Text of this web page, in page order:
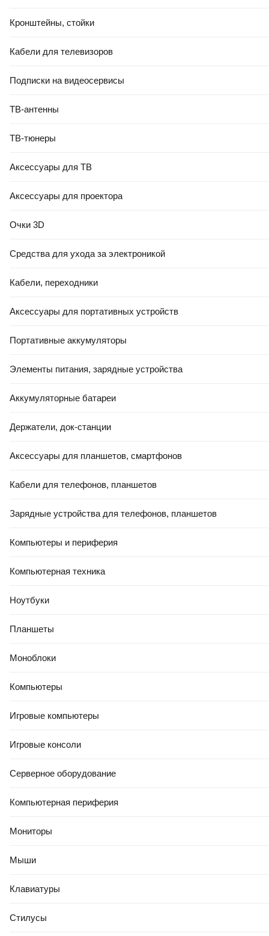
Кронштейны, стойки
Кабели для телевизоров
Подписки на видеосервисы
ТВ-антенны
ТВ-тюнеры
Аксессуары для ТВ
Аксессуары для проектора
Очки 3D
Средства для ухода за электроникой
Кабели, переходники
Аксессуары для портативных устройств
Портативные аккумуляторы
Элементы питания, зарядные устройства
Аккумуляторные батареи
Держатели, док-станции
Аксессуары для планшетов, смартфонов
Кабели для телефонов, планшетов
Зарядные устройства для телефонов, планшетов
Компьютеры и периферия
Компьютерная техника
Ноутбуки
Планшеты
Моноблоки
Компьютеры
Игровые компьютеры
Игровые консоли
Серверное оборудование
Компьютерная периферия
Мониторы
Мыши
Клавиатуры
Стилусы